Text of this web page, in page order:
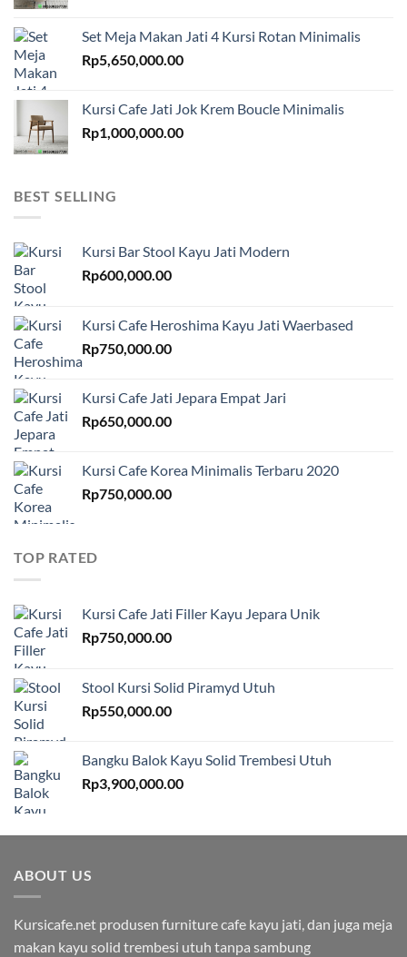
Set Meja Makan Jati 4 Kursi Rotan Minimalis
Rp5,650,000.00
Kursi Cafe Jati Jok Krem Boucle Minimalis
Rp1,000,000.00
BEST SELLING
Kursi Bar Stool Kayu Jati Modern
Rp600,000.00
Kursi Cafe Heroshima Kayu Jati Waerbased
Rp750,000.00
Kursi Cafe Jati Jepara Empat Jari
Rp650,000.00
Kursi Cafe Korea Minimalis Terbaru 2020
Rp750,000.00
TOP RATED
Kursi Cafe Jati Filler Kayu Jepara Unik
Rp750,000.00
Stool Kursi Solid Piramyd Utuh
Rp550,000.00
Bangku Balok Kayu Solid Trembesi Utuh
Rp3,900,000.00
ABOUT US
Kursicafe.net produsen furniture cafe kayu jati, dan juga meja
makan kayu solid trembesi utuh tanpa sambung